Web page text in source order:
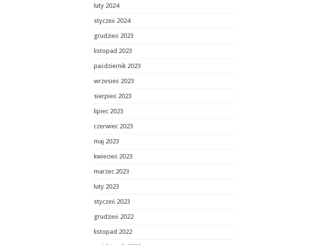
luty 2024
styczeń 2024
grudzień 2023
listopad 2023
październik 2023
wrzesień 2023
sierpień 2023
lipiec 2023
czerwiec 2023
maj 2023
kwiecień 2023
marzec 2023
luty 2023
styczeń 2023
grudzień 2022
listopad 2022